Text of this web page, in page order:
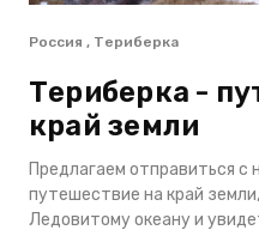
Россия , Териберка
Териберка -
край земли
Предлагаем отправиться с
путешествие на край
Ледовитому океану и